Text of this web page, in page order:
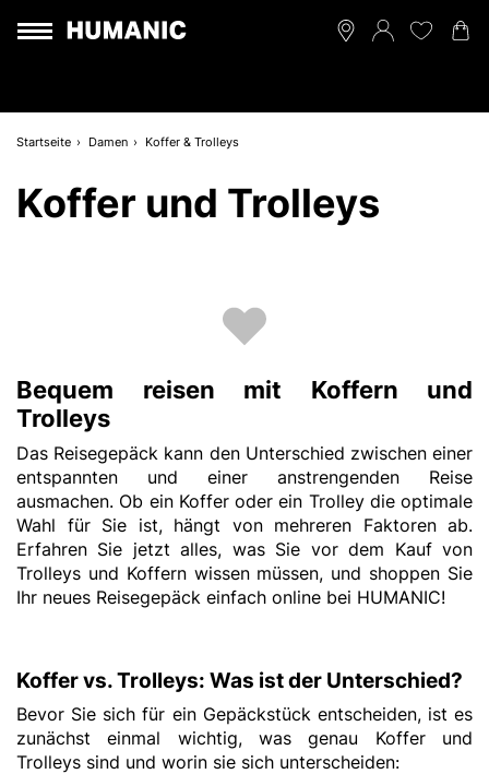
Startseite Damen Koffer & Trolleys
Koffer und Trolleys
Bequem reisen mit Koffern und
Trolleys
Das Reisegepäck kann den Unterschied zwischen einer
entspannten und einer anstrengenden Reise
ausmachen. Ob ein Koffer oder ein Trolley die optimale
Wahl für Sie ist, hängt von mehreren Faktoren ab.
Erfahren Sie jetzt alles, was Sie vor dem Kauf von
Trolleys und Koffern wissen müssen, und shoppen Sie
Ihr neues Reisegepäck einfach online bei HUMANIC!
Koffer vs. Trolleys: Was ist der Unterschied?
Bevor Sie sich für ein Gepäckstück entscheiden, ist es
zunächst einmal wichtig, was genau Koffer und
Trolleys sind und worin sie sich unterscheiden: